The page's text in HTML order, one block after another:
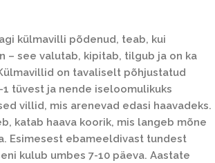
külmavilli põdenud, teab, kui
– see valutab, kipitab, tilgub ja on ka
on tavaliselt põhjustatud
1 tüvest ja nende iseloomulikuks
villid, mis arenevad edasi haavadeks.
katab haava koorik, mis langeb mõne
Esimesest ebameeldivast tundest
kulub umbes 7-10 päeva. Aastate